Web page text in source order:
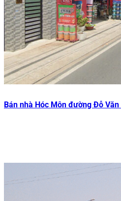
Bán nhà Hóc Môn đường Đỗ